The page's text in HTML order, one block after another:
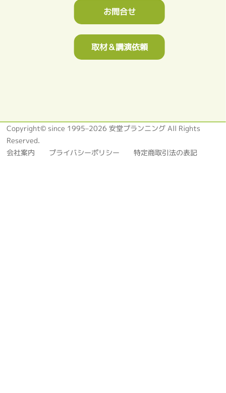
お問合せ
取材＆講演依頼
Copyright© since 1995–2026 安堂プランニング All Rights
Reserved.
会社案内 プライバシーポリシー 特定商取引法の表記